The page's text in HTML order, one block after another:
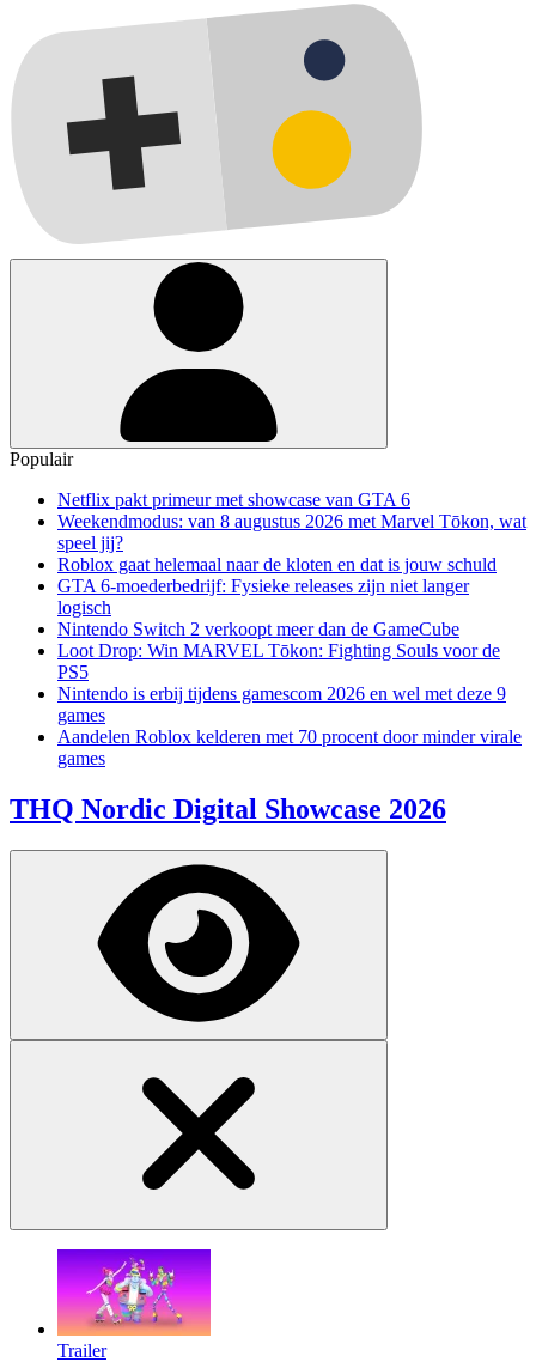
Populair
Netflix pakt primeur met showcase van GTA 6
Weekendmodus: van 8 augustus 2026 met Marvel Tōkon, wat
speel jij?
Roblox gaat helemaal naar de kloten en dat is jouw schuld
GTA 6-moederbedrijf: Fysieke releases zijn niet langer
logisch
Nintendo Switch 2 verkoopt meer dan de GameCube
Loot Drop: Win MARVEL Tōkon: Fighting Souls voor de
PS5
Nintendo is erbij tijdens gamescom 2026 en wel met deze 9
games
Aandelen Roblox kelderen met 70 procent door minder virale
games
THQ Nordic Digital Showcase 2026
Trailer